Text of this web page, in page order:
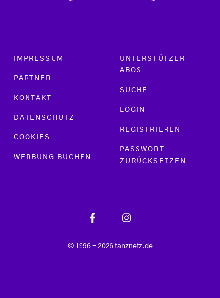
Footer menu
IMPRESSUM
PARTNER
KONTAKT
DATENSCHUTZ
COOKIES
WERBUNG BUCHEN
UNTERSTÜTZER
ABOS
SUCHE
LOGIN
REGISTRIEREN
PASSWORT
ZURÜCKSETZEN
© 1996 - 2026 tanznetz.de